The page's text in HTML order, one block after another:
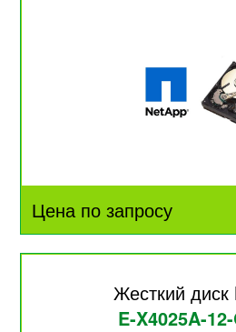
Цена по запросу
Жесткий диск
E-X4025A-